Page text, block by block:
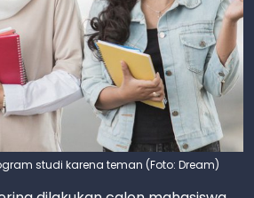
studi karena teman (Foto: Dream)